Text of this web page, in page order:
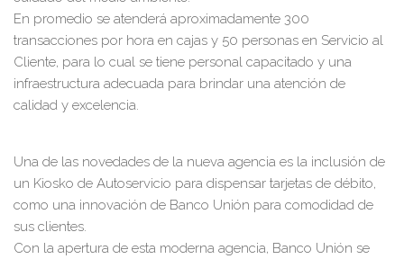
En promedio se atenderá aproximadamente 300
transacciones por hora en cajas y 50 personas en Servicio al
Cliente, para lo cual se tiene personal capacitado y una
infraestructura adecuada para brindar una atención de
calidad y excelencia.
Una de las novedades de la nueva agencia es la inclusión de
un Kiosko de Autoservicio para dispensar tarjetas de débito,
como una innovación de Banco Unión para comodidad de
sus clientes.
Con la apertura de esta moderna agencia, Banco Unión se